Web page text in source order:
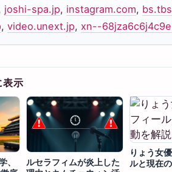
joshi-spa.jp, instagram.com,
, video.unext.jp, xn--
表示
、
ルセラフィムが炎上した
りょう女
ルと現在